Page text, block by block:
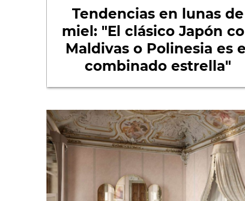
Tendencias en lunas de
miel: "El clásico Japón
Maldivas o Polinesia es el
combinado estrella"